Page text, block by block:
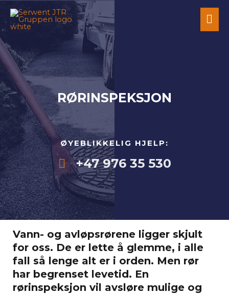
RØRINSPEKSJON
ØYEBLIKKELIG HJELP:
+47 976 35 530
Vann- og avløpsrørene ligger skjult
for oss. De er lette å glemme, i alle
fall så lenge alt er i orden. Men rør
har begrenset levetid. En
rørinspeksjon vil avsløre mulige og